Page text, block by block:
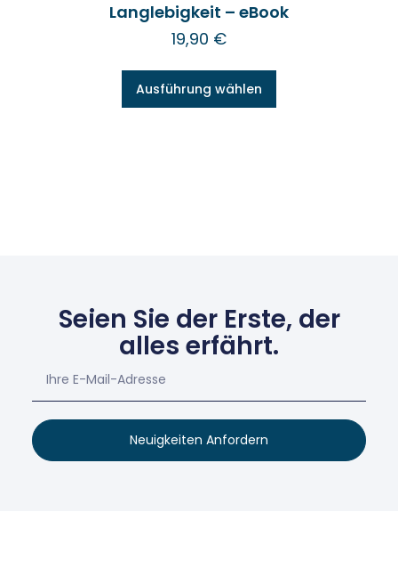
Langlebigkeit – eBook
19,90 €
Ausführung wählen
Seien Sie der Erste, der
alles erfährt.
Neuigkeiten Anfordern